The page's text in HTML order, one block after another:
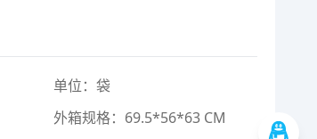
单位：袋
外箱规格：69.5*56*63 CM